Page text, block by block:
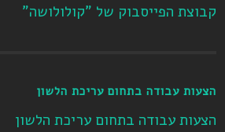
קבוצת הפייסבוק של "קולולושה"
הצעות עבודה בתחום עריכת הלשון
הצעות עבודה בתחום עריכת הלשון